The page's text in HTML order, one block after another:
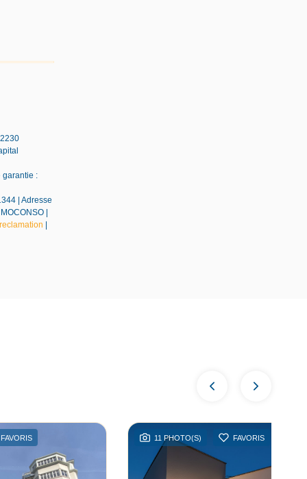
garantie :
| Adresse
|
|
FAVORIS 11 PHOTO(S) FAVORIS